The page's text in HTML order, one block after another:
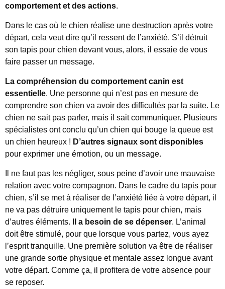
comportement et des actions.
Dans le cas où le chien réalise une destruction après votre
départ, cela veut dire qu’il ressent de l’anxiété. S’il détruit
son tapis pour chien devant vous, alors, il essaie de vous
faire passer un message.
La compréhension du comportement canin est
essentielle. Une personne qui n’est pas en mesure de
comprendre son chien va avoir des difficultés par la suite. Le
chien ne sait pas parler, mais il sait communiquer. Plusieurs
spécialistes ont conclu qu’un chien qui bouge la queue est
un chien heureux ! D’autres signaux sont disponibles
pour exprimer une émotion, ou un message.
Il ne faut pas les négliger, sous peine d’avoir une mauvaise
relation avec votre compagnon. Dans le cadre du tapis pour
chien, s’il se met à réaliser de l’anxiété liée à votre départ, il
ne va pas détruire uniquement le tapis pour chien, mais
d’autres éléments.
Il a besoin de se dépenser. L’animal
doit être stimulé, pour que lorsque vous partez, vous ayez
l’esprit tranquille. Une première solution va être de réaliser
une grande sortie physique et mentale assez longue avant
votre départ. Comme ça, il profitera de votre absence pour
se reposer.